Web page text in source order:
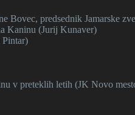
Bovec, predsednik Jamarske
Kaninu (Jurij Kunaver)
Pintar)
v preteklih letih (JK Novo